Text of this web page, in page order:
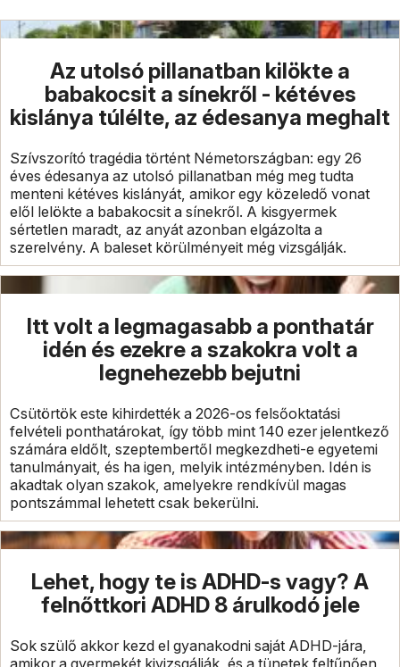
Az utolsó pillanatban kilökte a
babakocsit a sínekről - kétéves
kislánya túlélte, az édesanya meghalt
Szívszorító tragédia történt Németországban: egy 26
éves édesanya az utolsó pillanatban még meg tudta
menteni kétéves kislányát, amikor egy közeledő vonat
elől lelökte a babakocsit a sínekről. A kisgyermek
sértetlen maradt, az anyát azonban elgázolta a
szerelvény. A baleset körülményeit még vizsgálják.
Itt volt a legmagasabb a ponthatár
idén és ezekre a szakokra volt a
legnehezebb bejutni
Csütörtök este kihirdették a 2026-os felsőoktatási
felvételi ponthatárokat, így több mint 140 ezer jelentkező
számára eldőlt, szeptembertől megkezdheti-e egyetemi
tanulmányait, és ha igen, melyik intézményben. Idén is
akadtak olyan szakok, amelyekre rendkívül magas
pontszámmal lehetett csak bekerülni.
Lehet, hogy te is ADHD-s vagy? A
felnőttkori ADHD 8 árulkodó jele
Sok szülő akkor kezd el gyanakodni saját ADHD-jára,